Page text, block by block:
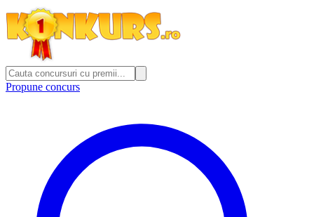
Propune concurs